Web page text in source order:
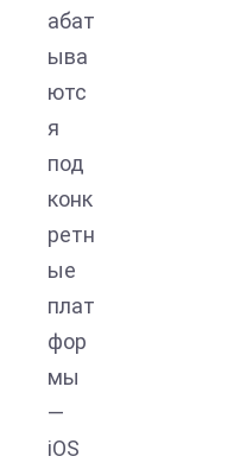
абат
ыва
ютс
я
под
конк
ретн
ые
плат
фор
мы
—
iOS